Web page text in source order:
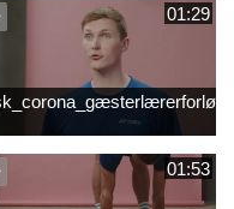
01:29
01:53